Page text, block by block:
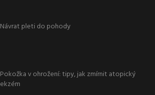
Návrat pleti do pohody
Pokožka v ohrožení: tipy, jak zmírnit atopický
ekzém